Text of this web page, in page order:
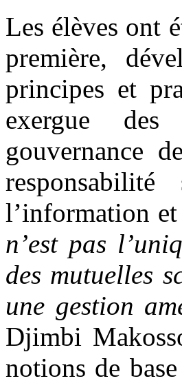
Les élèves ont
première,
principes et
exergue des
gouvernance
l’information
n’est pas
des mutuelles
une gestion
Djimbi
notions de